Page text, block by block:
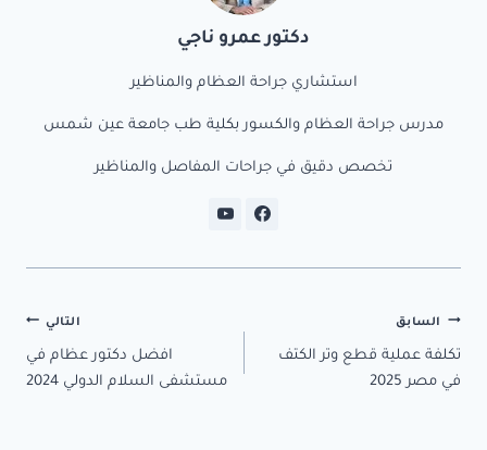
m
y
دكتور عمرو ناجي
استشاري جراحة العظام والمناظير
مدرس جراحة العظام والكسور بكلية طب جامعة عين شمس
تخصص دقيق في جراحات المفاصل والمناظير
تصفّح
المقالات
السابق
تكلفة عملية قطع وتر الكتف
في مصر 2025
التالي
افضل دكتور عظام في
مستشفى السلام الدولي 2024